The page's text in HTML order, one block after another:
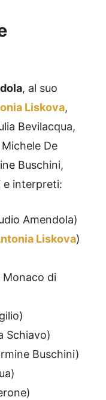
, al suo
Liskova,
Bevilacqua,
Michele De
Buschini,
e interpreti:
Amendola)
Liskova)
Monaco di
Schiavo)
Buschini)